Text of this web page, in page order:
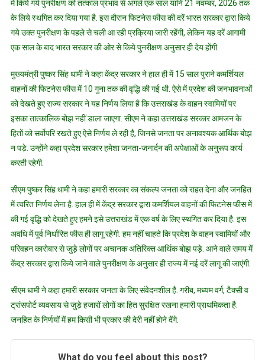
फैसला
में किये गये पुनरीक्षण को तत्काल प्रभाव से अगले एक साल यानि 21 नवम्बर, 2026 तक
के लिये स्थगित कर दिया गया है. इस दौरान फिटनेस फीस की दरें भारत सरकार द्वारा किये
गये उक्त पुनरीक्षण के पहले से चली आ रही प्रक्रिया जारी रहेंगी, लेकिन यह दरें आगामी
एक साल के बाद भारत सरकार की ओर से किये पुनरीक्षण अनुसार ही देय होंगी.
मुख्यमंत्री पुष्कर सिंह धामी ने कहा केंद्र सरकार ने हाल ही में 15 साल पुराने कमर्शियल
वाहनों की फिटनेस फीस में 10 गुना तक की वृद्धि की गई थी. ऐसे में प्रदेश की जनभावनाओं
को देखते हुए राज्य सरकार ने यह निर्णय लिया है कि उत्तराखंड के वाहन स्वामियों पर
इसका तात्कालिक बोझ नहीं डाला जाएगा. सीएम ने कहा उत्तराखंड सरकार आमजन के
हितों को सर्वोपरि रखते हुए ऐसे निर्णय ले रही है, जिनसे जनता पर अनावश्यक आर्थिक बोझ
न पड़े. उन्होंने कहा प्रदेश सरकार हमेशा जनता-जनार्दन की अपेक्षाओं के अनुरूप कार्य
करती रहेगी.
सीएम पुष्कर सिंह धामी ने कहा हमारी सरकार का संकल्प जनता को राहत देना और जनहित
में त्वरित निर्णय लेना है. हाल ही में केंद्र सरकार द्वारा कमर्शियल वाहनों की फिटनेस फीस में
की गई वृद्धि को देखते हुए हमने इसे उत्तराखंड में एक वर्ष के लिए स्थगित कर दिया है. इस
अवधि में पूर्व निर्धारित फीस ही लागू रहेगी. हम नहीं चाहते कि प्रदेश के वाहन स्वामियों और
परिवहन कारोबार से जुड़े लोगों पर अचानक अतिरिक्त आर्थिक बोझ पड़े. आने वाले समय में
केंद्र सरकार द्वारा किये जाने वाले पुनरीक्षण के अनुसार ही राज्य में नई दरें लागू की जाएंगी.
सीएम धामी ने कहा हमारी सरकार जनता के लिए संवेदनशील है. गरीब, मध्यम वर्ग, टैक्सी व
ट्रांसपोर्ट व्यवसाय से जुड़े हजारों लोगों का हित सुरक्षित रखना हमारी प्राथमिकता है.
जनहित के निर्णयों में हम किसी भी प्रकार की देरी नहीं होने देंगे.
What do you feel about this post?